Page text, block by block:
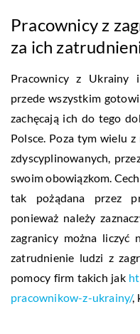
Pracownicy z
za ich
Pracownicy z Ukrainy
przede wszystkim
zachęcają ich do tego
Polsce. Poza tym wielu
zdyscyplinowanych,
swoim obowiązkom.
tak pożądana przez
ponieważ należy
zagranicy można liczyć
zatrudnienie ludzi z
pomocy firm takich jak
pracownikow-z-ukrainy/,